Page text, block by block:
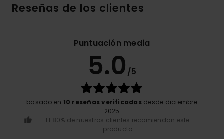
Reseñas de los clientes
Puntuación media
5.0 /5
basado en 10 reseñas verificadas desde diciembre
2025
El 80% de nuestros clientes recomiendan este
producto